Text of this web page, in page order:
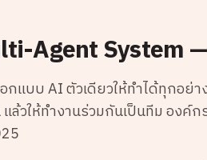
Agent System
กแบบ AI ตัวเดียวให้ทำได้ทุกอย่
ล้วให้ทำงานร่วมกันเป็นทีม องค์